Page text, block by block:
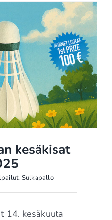
kesäkisat
kesäkisat
, Sulkapallo
14. kesäkuuta